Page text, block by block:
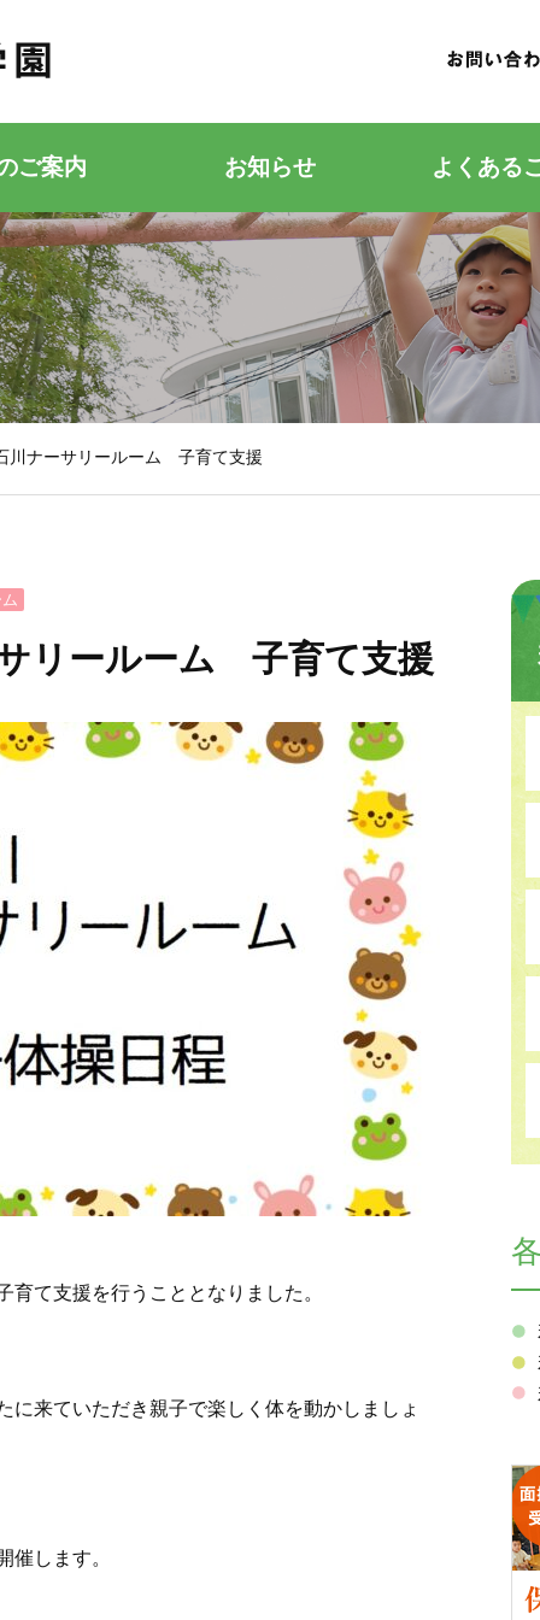
ご案内
若竹幼稚園
竹こどもの森
お知らせ よくある
川ナーサリールーム 子育て支援
リールーム 子育て支援
て支援を行うこととなりました。
に来ていただき親子で楽しく体を動かしましょ
催します。